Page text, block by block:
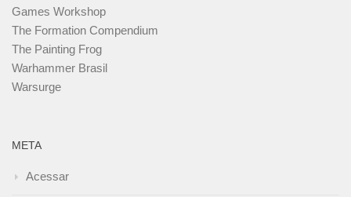
Games Workshop
The Formation Compendium
The Painting Frog
Warhammer Brasil
Warsurge
META
Acessar